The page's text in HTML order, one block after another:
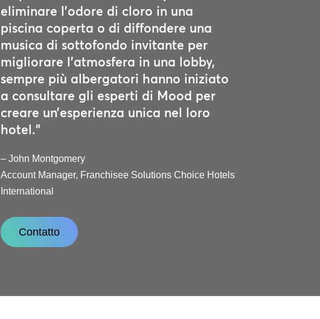
eliminare l’odore di cloro in una
piscina coperta o di diffondere una
musica di sottofondo invitante per
migliorare l’atmosfera in una lobby,
sempre più albergatori hanno iniziato
a consultare gli esperti di Mood per
creare un’esperienza unica nel loro
hotel.”
– John Montgomery
Account Manager, Franchisee Solutions Choice Hotels
International
Contatto